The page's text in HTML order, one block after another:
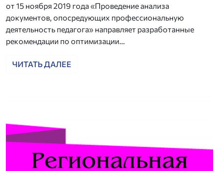
от 15 ноября 2019 года «Проведение анализа
документов, опосредующих профессиональную
деятельность педагога» направляет разработанные
рекомендации по оптимизации…
ЧИТАТЬ ДАЛЕЕ